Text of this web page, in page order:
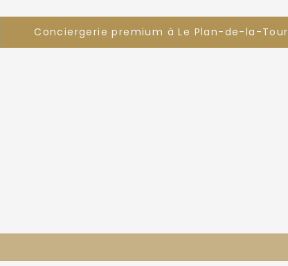
Conciergerie premium à Le Plan-de-la-Tour